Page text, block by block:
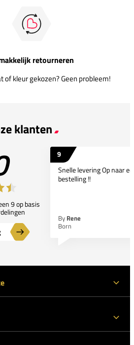
retourneren
of kleur gekozen? Geen probleem!
klanten
9 op basis
9
Snelle levering Op naar
bestelling !!
By Rene
Born